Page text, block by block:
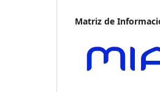
Matriz de